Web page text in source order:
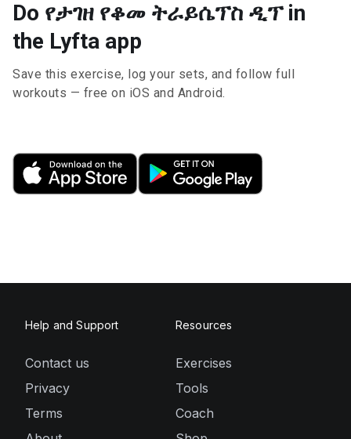
Do የታገዘ የቆመ ትራይሴፕስ ዲፕ in
the Lyfta app
Save this exercise, log your sets, and follow full
workouts — free on iOS and Android.
Help and Support
Contact us
Privacy
Terms
Resources
Exercises
Tools
Coach